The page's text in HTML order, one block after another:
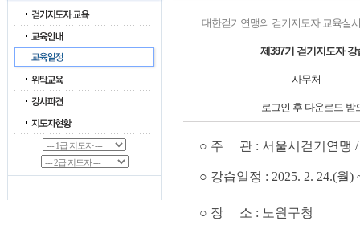
대한걷기연맹의 걷기지도자 교육실
제397기 걷기지도자 강
사무처
로그인 후 다운로드 받
○ 주 관 : 서울시걷기연맹
○ 강습일정 : 2025. 2. 24.(월)
○ 장 소 : 노원구청